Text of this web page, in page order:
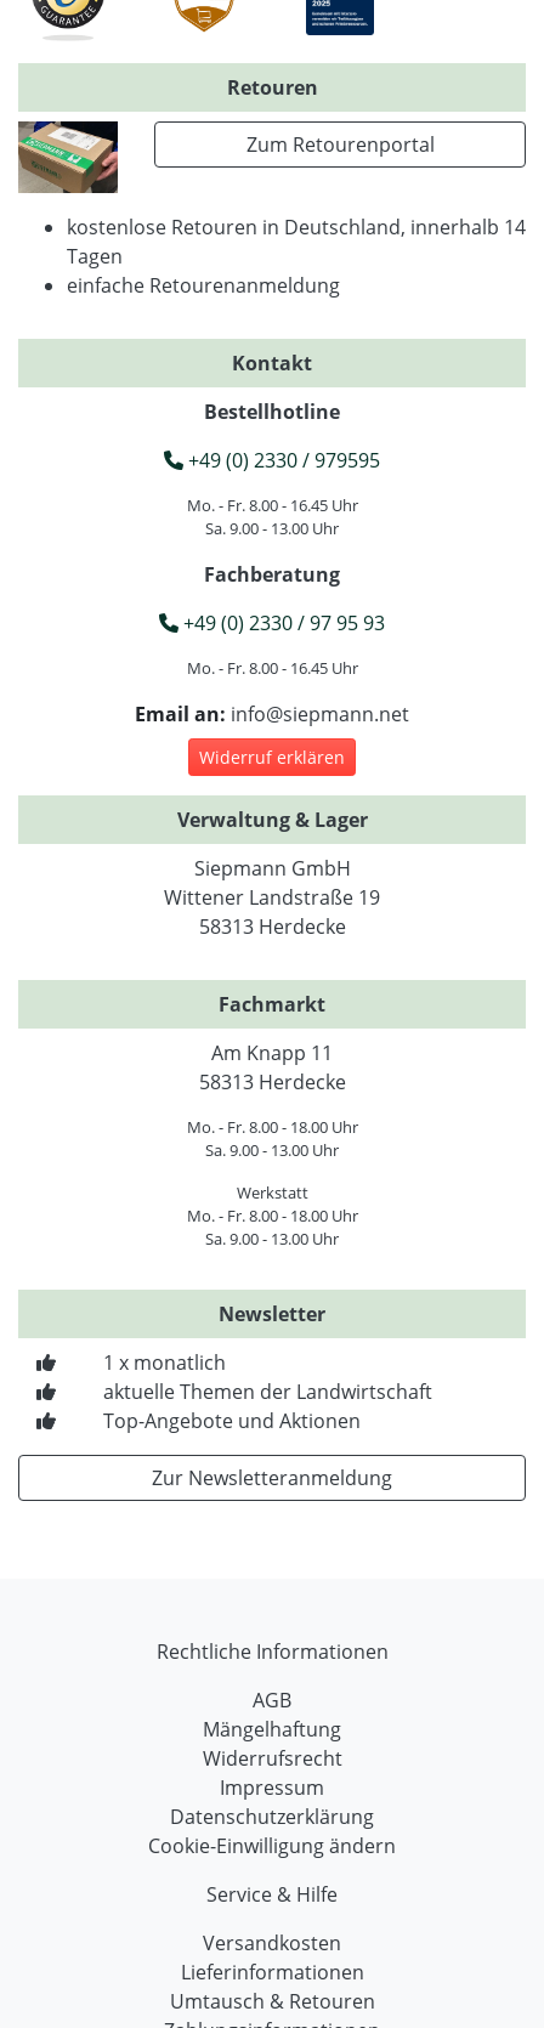
Retouren
Zum Retourenportal
kostenlose Retouren in Deutschland, innerhalb 14
Tagen
einfache Retourenanmeldung
Kontakt
Bestellhotline
+49 (0) 2330 / 979595
Mo. - Fr. 8.00 - 16.45 Uhr
Sa. 9.00 - 13.00 Uhr
Fachberatung
+49 (0) 2330 / 97 95 93
Mo. - Fr. 8.00 - 16.45 Uhr
Email an: info@siepmann.net
Widerruf erklären
Verwaltung & Lager
Siepmann GmbH
Wittener Landstraße 19
58313 Herdecke
Fachmarkt
Am Knapp 11
58313 Herdecke
Mo. - Fr. 8.00 - 18.00 Uhr
Sa. 9.00 - 13.00 Uhr
Werkstatt
Mo. - Fr. 8.00 - 18.00 Uhr
Sa. 9.00 - 13.00 Uhr
Newsletter
1 x monatlich
aktuelle Themen der Landwirtschaft
Top-Angebote und Aktionen
Zur Newsletteranmeldung
Rechtliche Informationen
AGB
Mängelhaftung
Widerrufsrecht
Impressum
Datenschutzerklärung
Cookie-Einwilligung ändern
Service & Hilfe
Versandkosten
Lieferinformationen
Umtausch & Retouren